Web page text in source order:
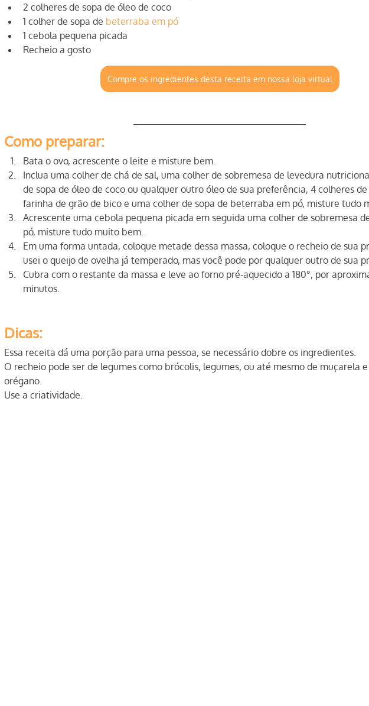
2 colheres de sopa de óleo de coco
1 colher de sopa de beterraba em pó
1 cebola pequena picada
Recheio a gosto
Compre os ingredientes desta receita em nossa loja virtual
Como preparar:
Bata o ovo, acrescente o leite e misture bem.
Inclua uma colher de chá de sal, uma colher de sobremesa de levedura
de sopa de óleo de coco ou qualquer outro óleo de sua preferência, 4 colheres de
farinha de grão de bico e uma colher de sopa de beterraba em pó, misture tudo
Acrescente uma cebola pequena picada em seguida uma colher de sobremesa
pó, misture tudo muito bem.
Em uma forma untada, coloque metade dessa massa, coloque o recheio de sua
usei o queijo de ovelha já temperado, mas você pode por qualquer outro de sua
Cubra com o restante da massa e leve ao forno pré-aquecido a 180°, por
minutos.
Dicas:
Essa receita dá uma porção para uma pessoa, se necessário dobre os ingredientes.
O recheio pode ser de legumes como brócolis, legumes, ou até mesmo de muçarela
orégano.
Use a criatividade.